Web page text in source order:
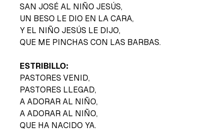
SAN JOSÉ AL NIÑO JESÚS,
UN BESO LE DIO EN LA CARA,
Y EL NIÑO JESÚS LE DIJO,
QUE ME PINCHAS CON LAS BARBAS.
ESTRIBILLO:
PASTORES VENID,
PASTORES LLEGAD,
A ADORAR AL NIÑO,
A ADORAR AL NIÑO,
QUE HA NACIDO YA.